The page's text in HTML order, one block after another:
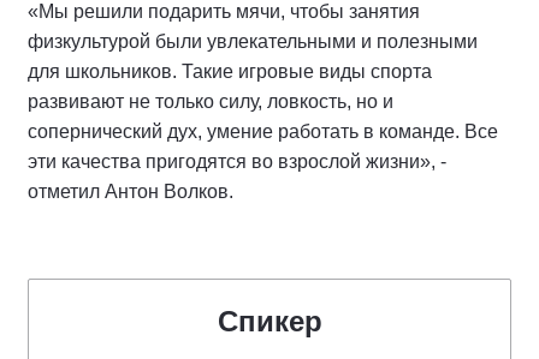
«Мы решили подарить мячи, чтобы занятия
физкультурой были увлекательными и полезными
для школьников. Такие игровые виды спорта
развивают не только силу, ловкость, но и
сопернический дух, умение работать в команде. Все
эти качества пригодятся во взрослой жизни», -
отметил Антон Волков.
Спикер